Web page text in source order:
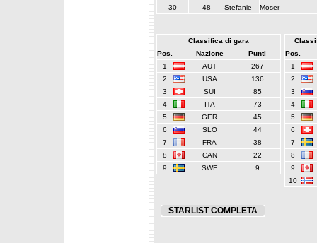
30
48 Stefanie Moser
Classifica di gara
Pos.
Nazione
Punti
1
AUT
267
2
USA
136
3
SUI
85
4
ITA
73
5
GER
45
6
SLO
44
7
FRA
38
8
CAN
22
9
SWE 9
Pos.
1
2
3
4
5
6
7
8
9
10
STARLIST COMPLETA